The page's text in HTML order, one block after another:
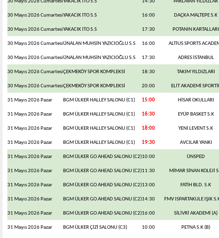
30 Mayıs 2026 CumartesiYAKACIK İTO S.S 14:30 PARLAYAN YILDIZLAR
30 Mayıs 2026 CumartesiYAKACIK İTO S.S 16:00 DAÇKA MALTEPE S.K
30 Mayıs 2026 CumartesiYAKACIK İTO S.S 17:30 POTANIN KARTALLARI
30 Mayıs 2026 CumartesiÜNALAN MUHSİN YAZICIOĞLU S.S 16:00 ALTİUS SPORTS
30 Mayıs 2026 CumartesiÜNALAN MUHSİN YAZICIOĞLU S.S 17:30 ADRES İSTANBUL
30 Mayıs 2026 CumartesiÇEKMEKÖY SPOR KOMPLEKSİ 18:30 TAKIM YILDIZLARI
30 Mayıs 2026 CumartesiÇEKMEKÖY SPOR KOMPLEKSİ 20:00 ELİT AKADEMİ
31 Mayıs 2026 Pazar BGM ÜLKER HALLEY SALONU (C1) 15:00 HİSAR OKULLARI
31 Mayıs 2026 Pazar BGM ÜLKER HALLEY SALONU (C1) 16:30 EYÜP BASKET S.K
31 Mayıs 2026 Pazar BGM ÜLKER HALLEY SALONU (C1) 18:00 YENİ LEVENT S.K
31 Mayıs 2026 Pazar BGM ÜLKER HALLEY SALONU (C1) 19:30 AVCILAR YANKI
31 Mayıs 2026 Pazar BGM ÜLKER GO AHEAD SALONU (C2)10:00 ÜNSPED
31 Mayıs 2026 Pazar BGM ÜLKER GO AHEAD SALONU (C2)11:30 MİMAR SİNAN KOLEJİ
31 Mayıs 2026 Pazar BGM ÜLKER GO AHEAD SALONU (C2)13:00 FATİH BLD. S.K
31 Mayıs 2026 Pazar BGM ÜLKER GO AHEAD SALONU (C2)14:30 FMV ISPARTAKULE IŞIK
31 Mayıs 2026 Pazar BGM ÜLKER GO AHEAD SALONU (C2)16:00 SİLİVRİ AKADEMİ (A)
31 Mayıs 2026 Pazar BGM ÜLKER ÇİZİ SALONU (C3) 10:00 PETNA S.K (B)